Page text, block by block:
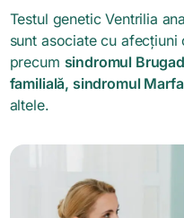
Testul genetic Ventrilia
sunt asociate cu
precum sindromul
familială, sindromul
altele.